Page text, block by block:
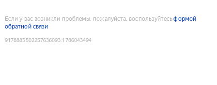
Если у вас возникли проблемы, пожалуйста, воспользуйтесьформой
обратной связи
9178885502257636093:1786043494